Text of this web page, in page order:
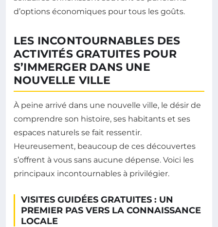
d’options économiques pour tous les goûts.
LES INCONTOURNABLES DES
ACTIVITÉS GRATUITES POUR
S’IMMERGER DANS UNE
NOUVELLE VILLE
À peine arrivé dans une nouvelle ville, le désir de
comprendre son histoire, ses habitants et ses
espaces naturels se fait ressentir.
Heureusement, beaucoup de ces découvertes
s’offrent à vous sans aucune dépense. Voici les
principaux incontournables à privilégier.
VISITES GUIDÉES GRATUITES : UN
PREMIER PAS VERS LA CONNAISSANCE
LOCALE